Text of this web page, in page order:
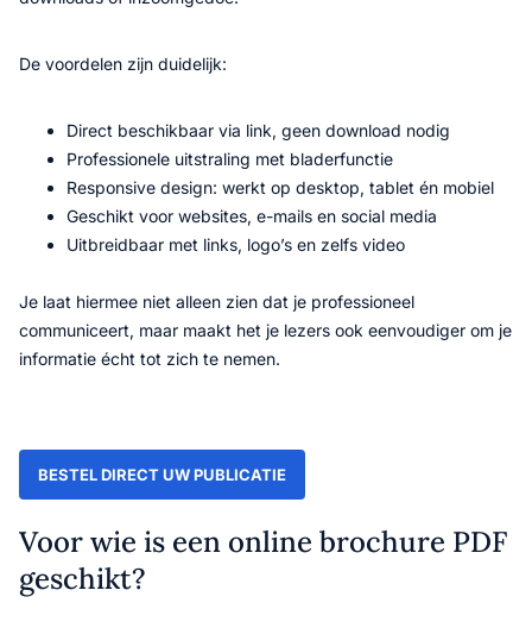
De voordelen zijn duidelijk:
Direct beschikbaar via link, geen download nodig
Professionele uitstraling met bladerfunctie
Responsive design: werkt op desktop, tablet én mobiel
Geschikt voor websites, e-mails en social media
Uitbreidbaar met links, logo’s en zelfs video
Je laat hiermee niet alleen zien dat je professioneel
communiceert, maar maakt het je lezers ook eenvoudiger om je
informatie écht tot zich te nemen.
BESTEL DIRECT UW PUBLICATIE
Voor wie is een online brochure PDF
geschikt?